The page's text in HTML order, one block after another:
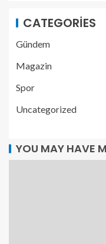
CATEGORIES
Gündem
Magazin
Spor
Uncategorized
YOU MAY HAVE